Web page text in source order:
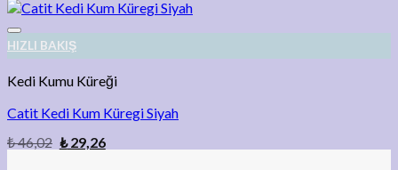
HIZLI BAKIŞ
Kedi Kumu Küreği
Catit Kedi Kum Küregi Siyah
₺46,02 ₺29,26